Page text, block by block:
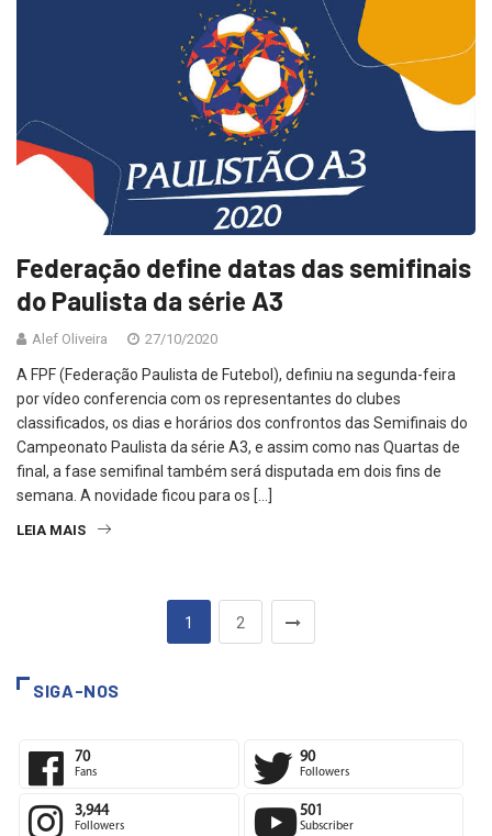
Federação define datas das semifinais
do Paulista da série A3
Alef Oliveira 27/10/2020
A FPF (Federação Paulista de Futebol), definiu na segunda-feira
por vídeo conferencia com os representantes do clubes
classificados, os dias e horários dos confrontos das Semifinais do
Campeonato Paulista da série A3, e assim como nas Quartas de
final, a fase semifinal também será disputada em dois fins de
semana. A novidade ficou para os […]
LEIA MAIS
1 2
SIGA-NOS
70 90
3,944 501